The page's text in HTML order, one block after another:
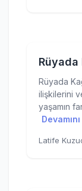
Rüyada
Rüyada
ilişkilerini
yaşamın
Latife